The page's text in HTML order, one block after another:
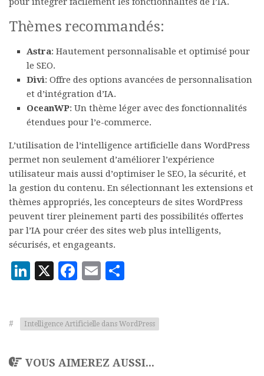
Thèmes recommandés:
Astra: Hautement personnalisable et optimisé pour
le SEO.
Divi: Offre des options avancées de personnalisation
et d’intégration d’IA.
OceanWP: Un thème léger avec des fonctionnalités
étendues pour l’e-commerce.
L’utilisation de l’intelligence artificielle dans WordPress
permet non seulement d’améliorer l’expérience
utilisateur mais aussi d’optimiser le SEO, la sécurité, et
la gestion du contenu. En sélectionnant les extensions et
thèmes appropriés, les concepteurs de sites WordPress
peuvent tirer pleinement parti des possibilités offertes
par l’IA pour créer des sites web plus intelligents,
sécurisés, et engageants.
LinkedIn
X Facebook
Email
# Intelligence Artificielle dans WordPress
VOUS AIMEREZ AUSSI...